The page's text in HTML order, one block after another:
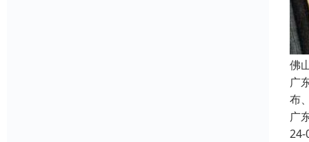
佛
广
布
广
24-